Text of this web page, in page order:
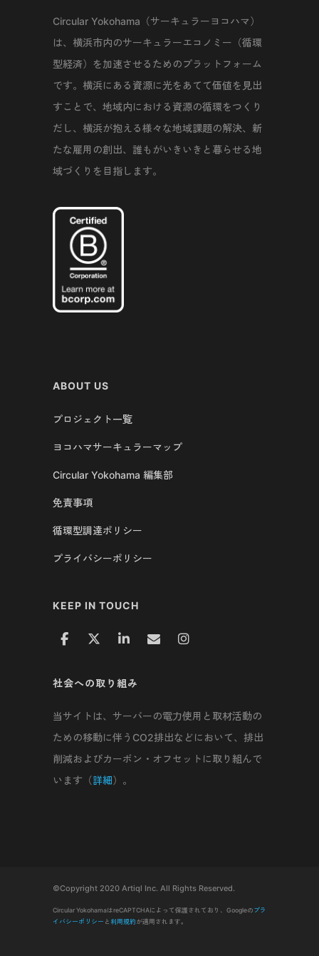
Circular Yokohama（サーキュラーヨコハマ）
は、横浜市内のサーキュラーエコノミー（循環
型経済）を加速させるためのプラットフォーム
です。横浜にある資源に光をあてて価値を見出
すことで、地域内における資源の循環をつくり
だし、横浜が抱える様々な地域課題の解決、新
たな雇用の創出、誰もがいきいきと暮らせる地
域づくりを目指します。
ABOUT US
プロジェクト一覧
ヨコハマサーキュラーマップ
Circular Yokohama 編集部
免責事項
循環型調達ポリシー
プライバシーポリシー
KEEP IN TOUCH
社会への取り組み
当サイトは、サーバーの電力使用と取材活動の
ための移動に伴うCO2排出などにおいて、排出
削減およびカーボン・オフセットに取り組んで
います（詳細）。
©Copyright 2020 Artiql Inc. All Rights Reserved.
Circular YokohamaはreCAPTCHAによって保護されており、Googleのプラ
イバシーポリシー と 利用規約が適用されます。